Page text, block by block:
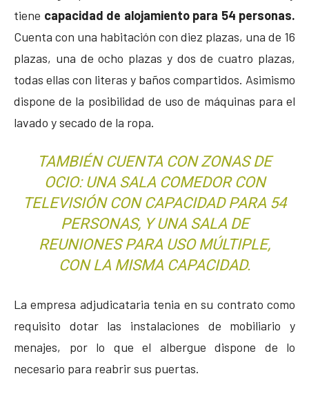
tiene capacidad de alojamiento para 54 personas.
Cuenta con una habitación con diez plazas, una de 16
plazas, una de ocho plazas y dos de cuatro plazas,
todas ellas con literas y baños compartidos. Asimismo
dispone de la posibilidad de uso de máquinas para el
lavado y secado de la ropa.
TAMBIÉN CUENTA CON ZONAS DE
OCIO: UNA SALA COMEDOR CON
TELEVISIÓN CON CAPACIDAD PARA 54
PERSONAS, Y UNA SALA DE
REUNIONES PARA USO MÚLTIPLE,
CON LA MISMA CAPACIDAD.
La empresa adjudicataria tenia en su contrato como
requisito dotar las instalaciones de mobiliario y
menajes, por lo que el albergue dispone de lo
necesario para reabrir sus puertas.